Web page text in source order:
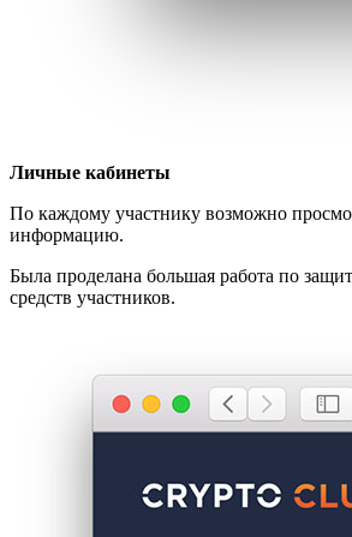
Личные кабинеты
По каждому участнику возможно
информацию.
Была проделана большая работа по
средств участников.